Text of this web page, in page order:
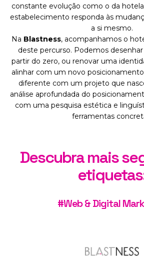
constante evolução como o da
estabelecimento responda às
a si mesmo.
Na Blastness, acompanhamos o
deste percurso. Podemos
partir do zero, ou renovar uma
alinhar com um novo
diferente com um projeto que
análise aprofundada do
com uma pesquisa estética e
ferramentas
Descubra mais
#Web & Digital
Let's grow